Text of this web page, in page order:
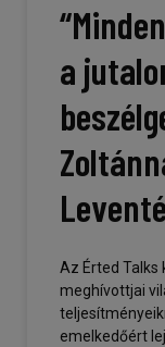
a
Az Érted Talks
meghívottjai
emelkedőért